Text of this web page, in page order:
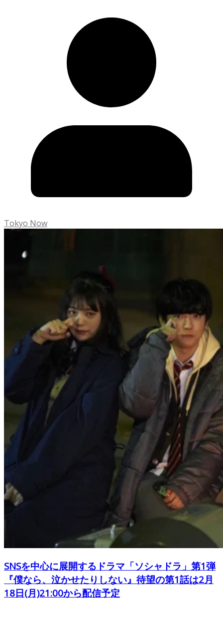
Tokyo Now
SNSを中心に展開するドラマ「ソシャドラ」第1弾
『僕なら、泣かせたりしない』待望の第1話は2月
18日(月)21:00から配信予定